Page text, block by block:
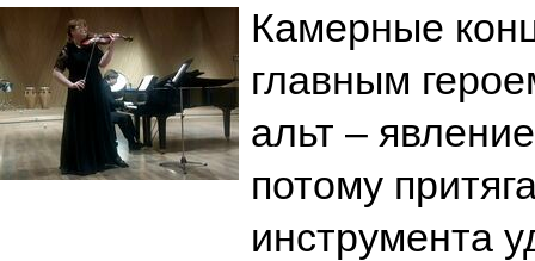
Камерные
главным
альт –
потому
инструмента